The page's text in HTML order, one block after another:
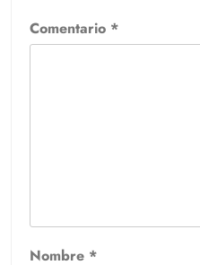
Comentario *
Nombre *